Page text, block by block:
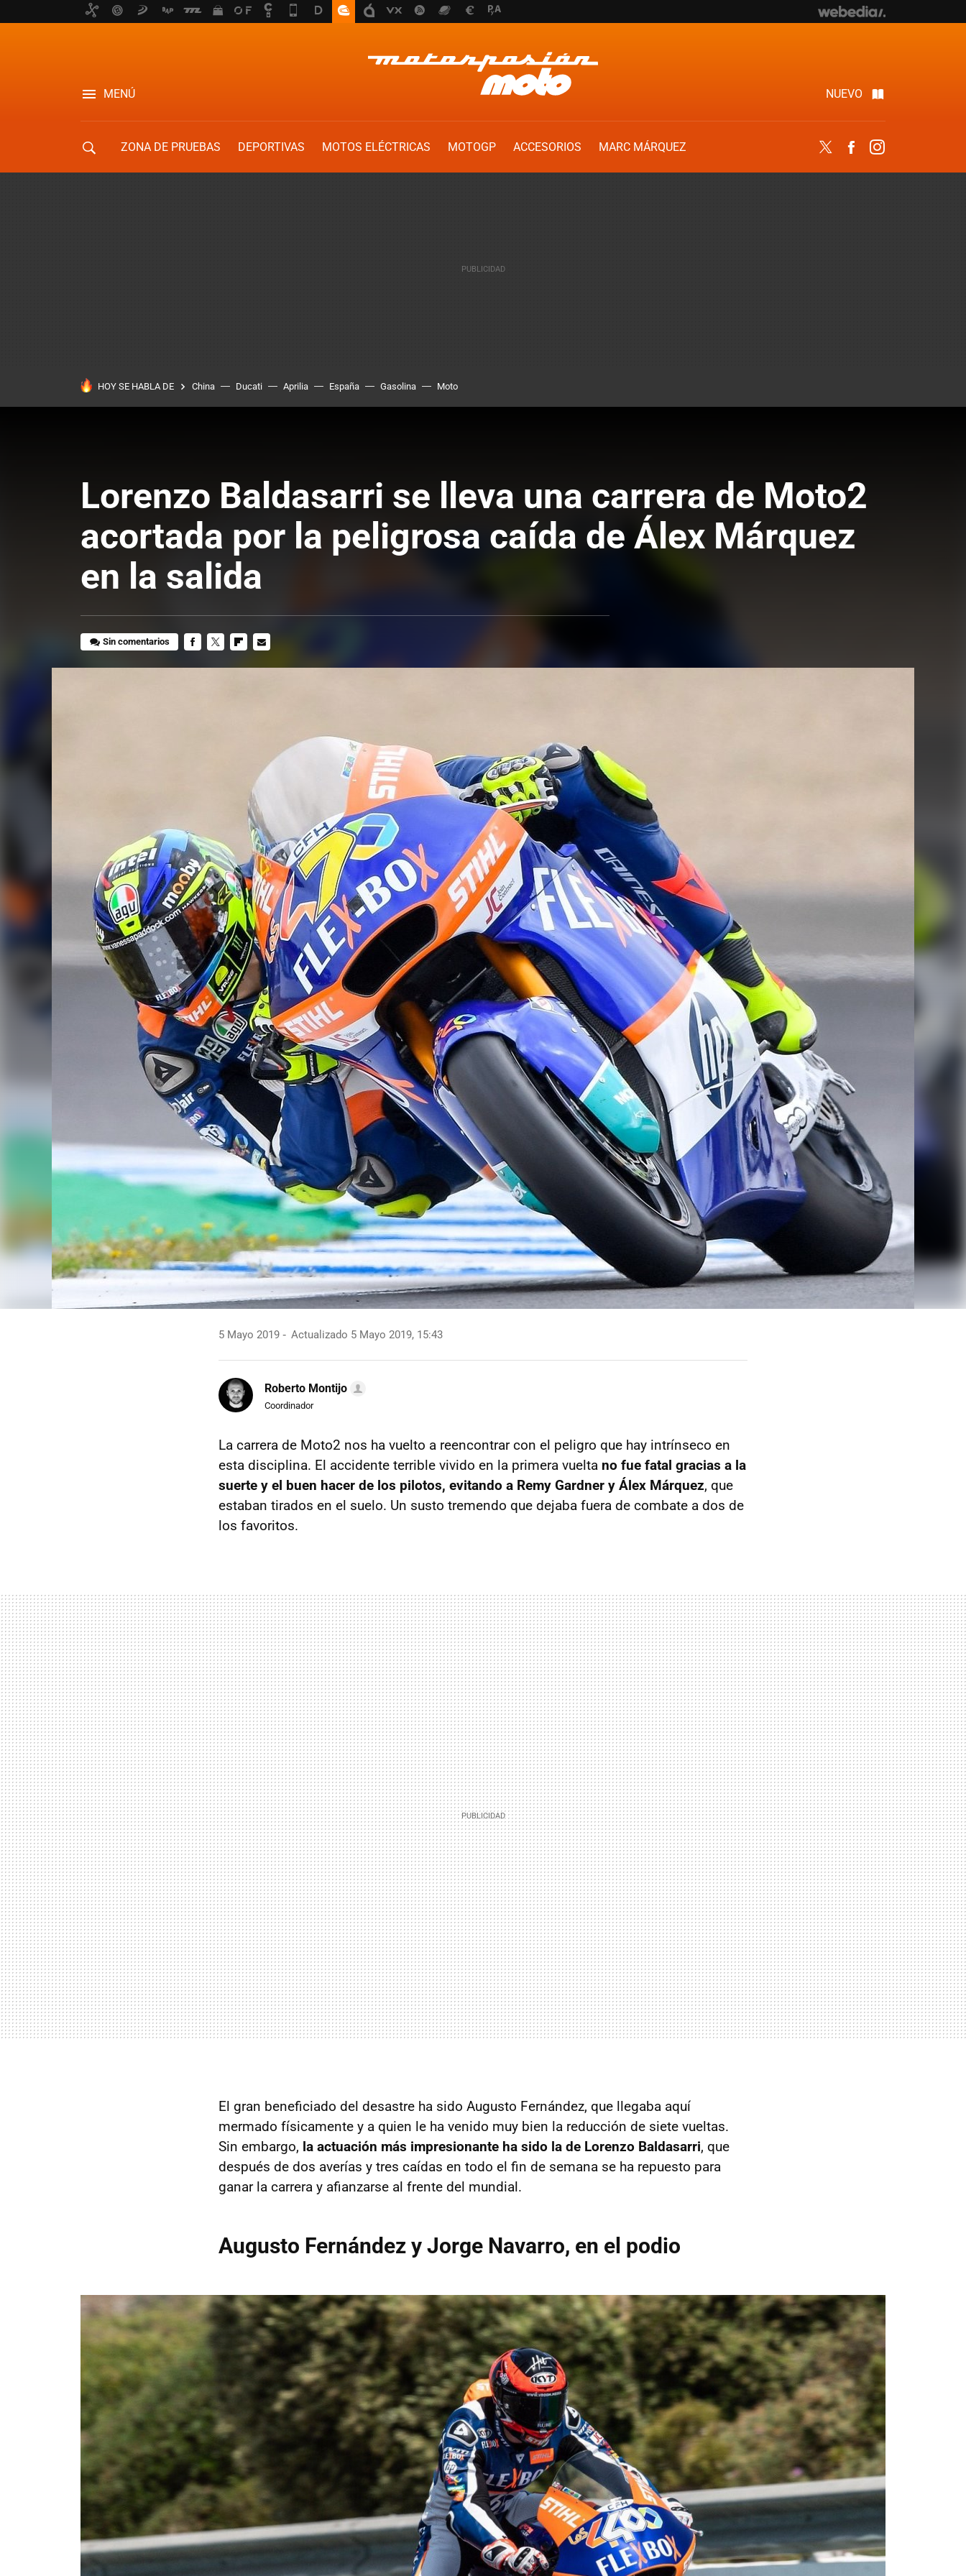
MENÚ NUEVO
ZONA DE PRUEBAS DEPORTIVAS MOTOS ELÉCTRICAS MOTOGP ACCESORIOS
MARC MÁRQUEZ
Twitter Facebook
HOY SE HABLA DE China Ducati Aprilia España Gasolina Moto
Lorenzo Baldasarri se lleva una carrera de Moto2
acortada por la peligrosa caída de Álex Márquez
en la salida
Sin comentarios
5 Mayo 2019 Actualizado 5 Mayo 2019, 15:43
Roberto Montijo
Coordinador
La carrera de Moto2 nos ha vuelto a reencontrar con el peligro que hay intrínseco en
esta disciplina. El accidente terrible vivido en la primera vuelta no fue fatal gracias a la
suerte y el buen hacer de los pilotos, evitando a Remy Gardner y Álex Márquez, que
estaban tirados en el suelo. Un susto tremendo que dejaba fuera de combate a dos de
los favoritos.
El gran beneficiado del desastre ha sido Augusto Fernández, que llegaba aquí
mermado físicamente y a quien le ha venido muy bien la reducción de siete vueltas.
Sin embargo, la actuación más impresionante ha sido la de Lorenzo Baldasarri, que
después de dos averías y tres caídas en todo el fin de semana se ha repuesto para
ganar la carrera y afianzarse al frente del mundial.
Augusto Fernández y Jorge Navarro, en el podio